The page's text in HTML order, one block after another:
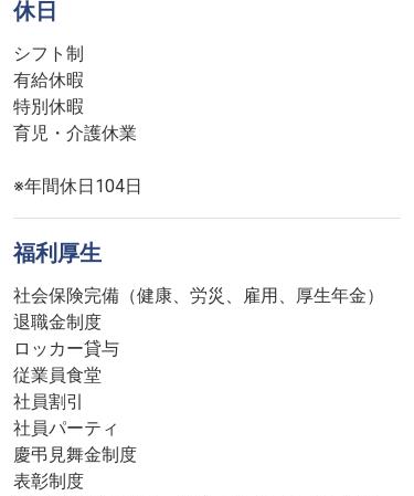
休日
シフト制
有給休暇
特別休暇
育児・介護休業
※年間休日104日
福利厚生
社会保険完備（健康、労災、雇用、厚生年金）
退職金制度
ロッカー貸与
従業員食堂
社員割引
社員パーティ
慶弔見舞金制度
表彰制度